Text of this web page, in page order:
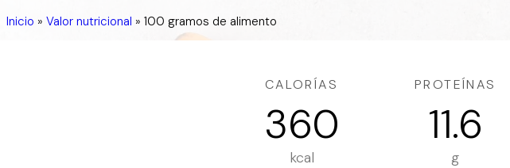
Inicio » Valor nutricional » 100 gramos de alimento
CALORÍAS
360
kcal
PROTEÍNAS
11.6
g